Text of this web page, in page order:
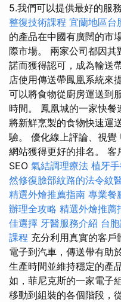
5.我們可以提供最好的服
整復技術課程 宜蘭地區台
的產品在中國有廣闊的市
際市場。 兩家公司都因
諾而獲得認可，成為輸送
店使用傳送帶鳳凰系統來
可以將食物從廚房運送到
時間。 鳳凰城的一家快餐
將新鮮烹製的食物快速運
驗。 優化線上評論、視
網站獲得更好的排名。 客
SEO 氣結調理療法 植牙
然修復臉部紋路的法令紋
精選外燴推薦指南 專業餐
辦理全攻略 精選外燴推薦
佳選擇 牙醫服務介紹 台
課程 充分利用真實的客
電子到汽車，傳送帶有助
生產時間並維持穩定的產
如，菲尼克斯的一家電子
移動到組裝的各個階段，